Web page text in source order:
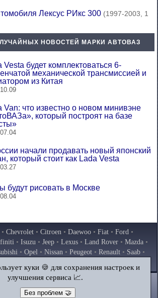
Лексус РИкс 300 (1997-2003, 1
НОВОСТЕЙ МАРКИ АВТОВАЗ
Vesta будет комплектоваться 6-
механической трансмиссией и
из Китая
Van: что известно о новом минивэне
который построят на базе
начали продавать новый японский
который стоит как Lada Vesta
будут рисовать в Москве
• Chevrolet • Citroen • Daewoo • Fiat • Ford •
• Isuzu • Jeep • Lexus • Land Rover • Mazda •
• Opel • Nissan • Peugeot • Renault • Saab •
Volkswagen
© 2020–2026|Полная версия
Контакты|Поиск по сайту
куки 🍪 для сохранения настроек и
улучшения сервиса 📈.
Без проблем 🤝